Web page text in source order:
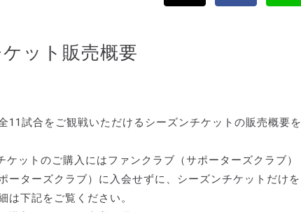
ット販売概要
11試合をご観戦いただけるシーズンチケットの販売概要を
ットのご購入にはファンクラブ（サポーターズクラブ）
ーターズクラブ）に入会せずに、シーズンチケットだけを
下記をご覧ください。